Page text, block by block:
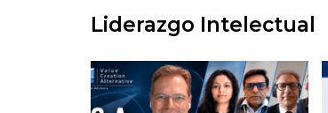
Liderazgo Intelectual